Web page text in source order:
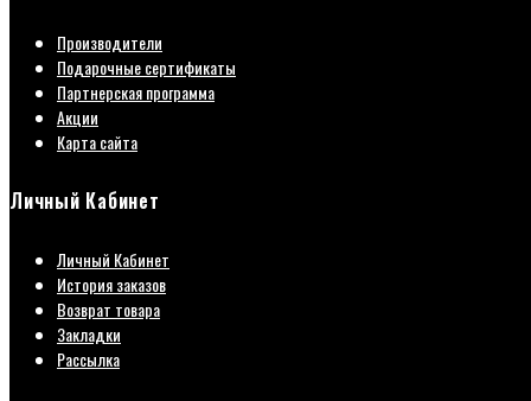
Производители
Подарочные сертификаты
Партнерская программа
Акции
Карта сайта
Личный Кабинет
Личный Кабинет
История заказов
Возврат товара
Закладки
Рассылка